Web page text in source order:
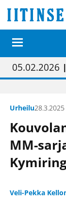
01.02.2026 |
05.02.2026
23.04.2026
09.05.2026|
Urheilu
MM-
Veli-Pekka